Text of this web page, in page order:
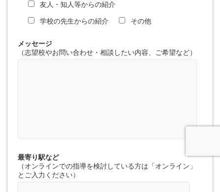
友人・知人等からの紹介
学校の先生からの紹介 その他
メッセージ
（志望校やお問い合わせ・相談したい内容、ご希望など）
最寄り駅など
（オンラインでの指導を検討している方は「オンライン」
とご入力ください）